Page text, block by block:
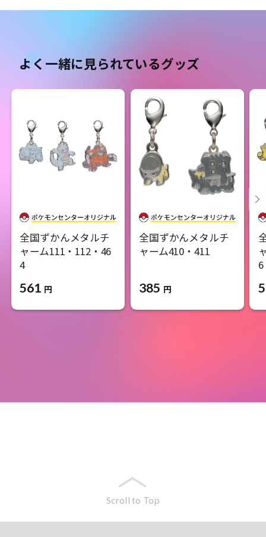
よく一緒に見られているグッズ
全国ずかんメタルチ
ャーム111・112・46
4
561 円
全国ずかんメタルチ
ャーム410・411
385 円
6
Scroll to Top